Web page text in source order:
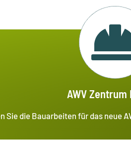
AWV Zentrum
Sie die Bauarbeiten für das neue